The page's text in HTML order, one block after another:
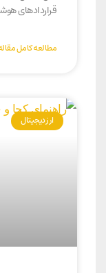
قراردادهای
مطالعه کامل
ارز دیجیتال